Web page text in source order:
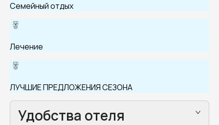
Семейный отдых
Лечение
ЛУЧШИЕ ПРЕДЛОЖЕНИЯ СЕЗОНА
Удобства отеля